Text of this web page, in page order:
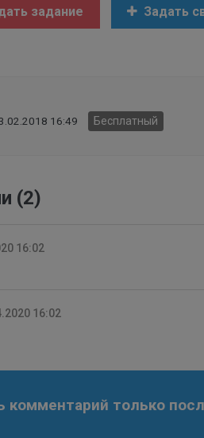
задание Задать
16:49 Бесплатный
(2)
16:02
16:02
только